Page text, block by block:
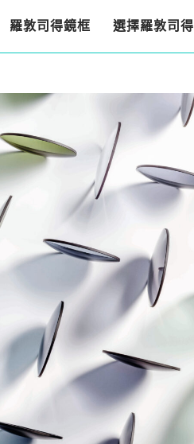
羅敦司得鏡框 選擇羅敦司得